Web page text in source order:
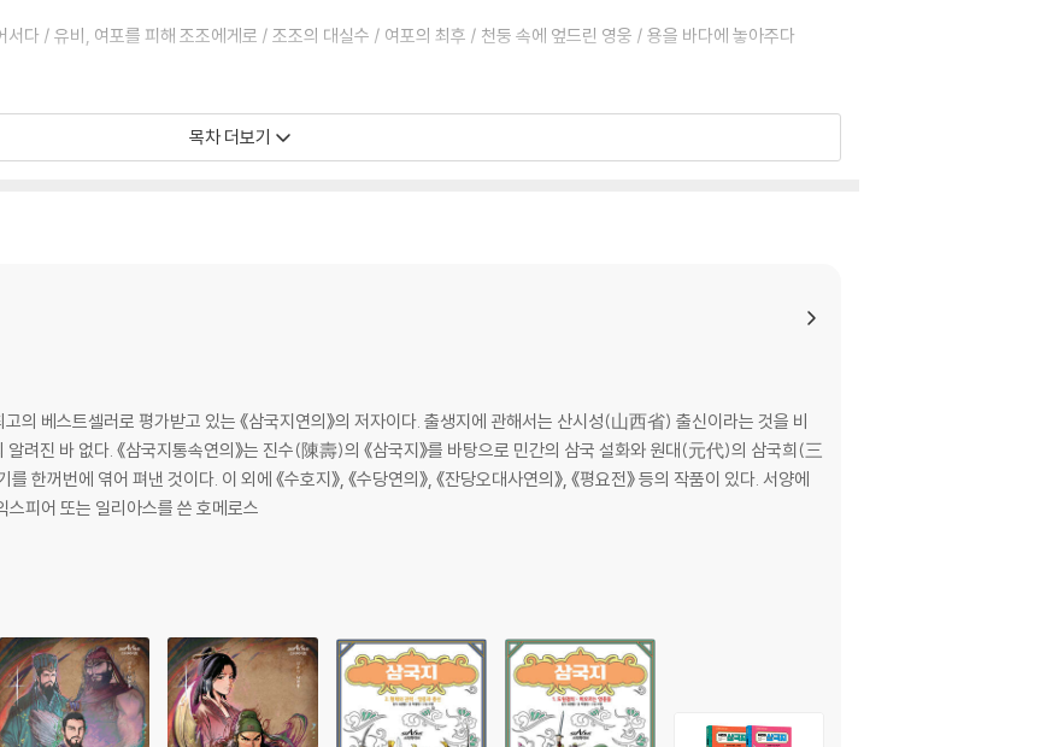
다 / 유비, 여포를 피해 조조에게로 / 조조의 대실수 / 여포의 최후 / 천둥 속에 엎드린 영웅 / 용을 바다에 놓아주다
가지 조건 / 조조에게 보답하는 관우 / 그리운 주군에게로 / 다시 만난 의형제 / 손책과 원소의 죽음 / 조조의 함정에 빠진
끝에 와룡을 얻다 / 공명, 싸움에서 크게 이기다 / 백성은 나라의 근본 / 헤어진 장수들, 다시 뭉치다 / 손권을 찾아간 공명
꿈을 이루지도 못하고 / 잡았다 놓아주기를 일곱 번 / 공명, 드디어 출사표를 올리고 / 오장원에 떨어지는 별 / 천하통일
목차 더보기
의 베스트셀러로 평가받고 있는 《삼국지연의》의 저자이다. 출생지에 관해서는 산시성(山西省) 출신이라는 것을 비
려진 바 없다. 《삼국지통속연의》는 진수(陳壽)의 《삼국지》를 바탕으로 민간의 삼국 설화와 원대(元代)의 삼국희(三
꺼번에 엮어 펴낸 것이다. 이 외에 《수호지》, 《수당연의》, 《잔당오대사연의》, 《평요전》 등의 작품이 있다. 서양에
스피어 또는 일리아스를 쓴 호메로스